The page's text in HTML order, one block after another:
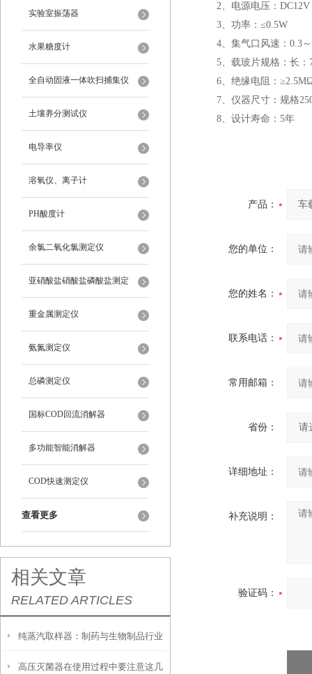
实验室振荡器
水果糖度计
全自动固液一体吹扫捕集仪
土壤养分测试仪
电导率仪
溶氧仪、离子计
PH酸度计
余氯二氧化氯测定仪
亚硝酸盐硝酸盐磷酸盐测定
重金属测定仪
氨氮测定仪
总磷测定仪
国标COD回流消解器
多功能智能消解器
COD快速测定仪
查看更多
相关文章
RELATED ARTICLES
纯蒸汽取样器：制药与生物制品行业
中的关键质量控制工具
高压灭菌器在使用过程中要注意这几
2、电源电压：
3、功率： ≤0.5W
4、集气口风速：0.3
5、载玻片规格：长：
6、绝缘电阻： ≥
7、仪器尺寸：规格
8、设计寿命：5年
产品：
您的单位：
您的姓名：
联系电话：
常用邮箱：
省份：
详细地址：
补充说明：
验证码：